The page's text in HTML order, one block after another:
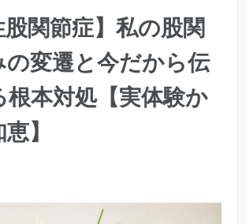
股関節症】私の股関
の変遷と今だから伝
根本対処【実体験か
】